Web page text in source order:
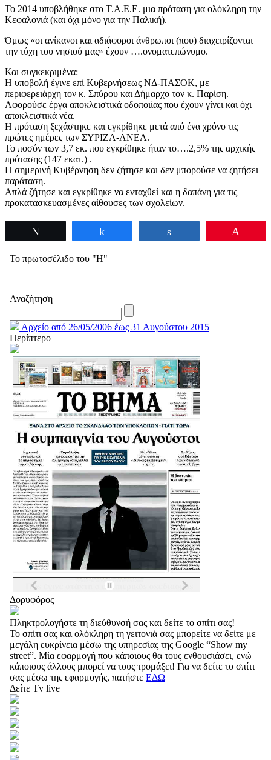
Το 2014 υποβλήθηκε στο Τ.Α.Ε.Ε. μια πρόταση για ολόκληρη την
Κεφαλονιά (και όχι μόνο για την Παλική).
Όμως «οι ανίκανοι και αδιάφοροι άνθρωποι (που) διαχειρίζονται
την τύχη του νησιού μας» έχουν ….ονοματεπώνυμο.
Και συγκεκριμένα:
Η υποβολή έγινε επί Κυβερνήσεως ΝΔ-ΠΑΣOΚ, με
περιφερειάρχη τον κ. Σπύρου και Δήμαρχο τον κ. Παρίση.
Αφορούσε έργα αποκλειστικά οδοποιίας που έχουν γίνει και όχι
αποκλειστικά νέα.
Η πρόταση ξεχάστηκε και εγκρίθηκε μετά από ένα χρόνο τις
πρώτες ημέρες των ΣΥΡΙΖΑ-ΑΝΕΛ.
Το ποσόν των 3,7 εκ. που εγκρίθηκε ήταν το….2,5% της αρχικής
πρότασης (147 εκατ.) .
Η σημερινή Κυβέρνηση δεν ζήτησε και δεν μπορούσε να ζητήσει
παράταση.
Απλά ζήτησε και εγκρίθηκε να ενταχθεί και η δαπάνη για τις
προκατασκευασμένες αίθουσες των σχολείων.
Το πρωτοσέλιδο του "Η"
Αναζήτηση
Αρχείο από 26/05/2006 έως 31 Αυγούστου 2015
Περίπτερο
Δορυφόρος
Πληκτρολογήστε τη διεύθυνσή σας και δείτε το σπίτι σας!
Το σπίτι σας και ολόκληρη τη γειτονιά σας μπορείτε να δείτε με
μεγάλη ευκρίνεια μέσω της υπηρεσίας της Google “Show my
street”. Μία εφαρμογή που κάποιους θα τους ενθουσιάσει, ενώ
κάποιους άλλους μπορεί να τους τρομάξει! Για να δείτε το σπίτι
σας μέσω της εφαρμογής, πατήστε ΕΔΩ
Δείτε Tv live